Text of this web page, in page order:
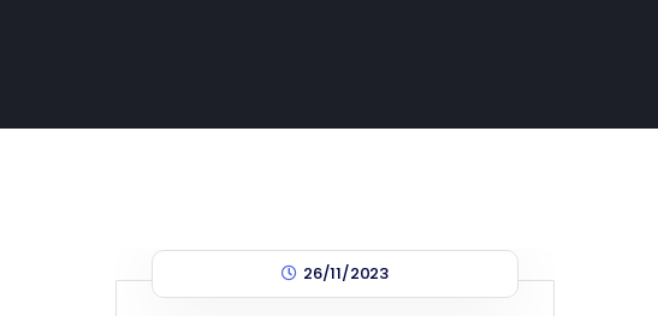
26/11/2023